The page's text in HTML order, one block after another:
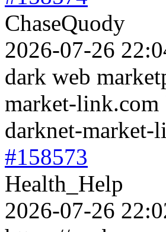
ChaseQuody
2026-07-26
dark web
market-link.com
darknet-market-
#158573
Health_Help
2026-07-26